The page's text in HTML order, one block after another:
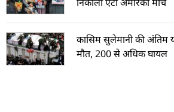
निकाला एंटी अमेरिका मार्च
कासिम सुलेमानी की अंतिम
मौत, 200 से अधिक घायल